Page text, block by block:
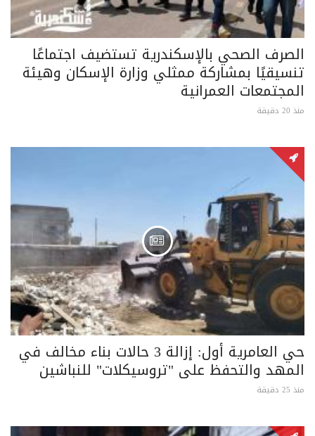
الصرف الصحي بالإسكندرية تستضيف اجتماعًا
تنسيقيًا بمشاركة ممثلي وزارة الإسكان وهيئة
المجتمعات العمرانية
منذ 20 دقيقة
حي العامرية أول: إزالة 3 حالات بناء مخالف في
المهد والتحفظ على "تروسيكلات" للنباشين
منذ 25 دقيقة